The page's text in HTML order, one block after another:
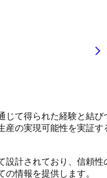
て得られた経験と結
の実現可能性を実証
計されており、信頼
情報を提供します。